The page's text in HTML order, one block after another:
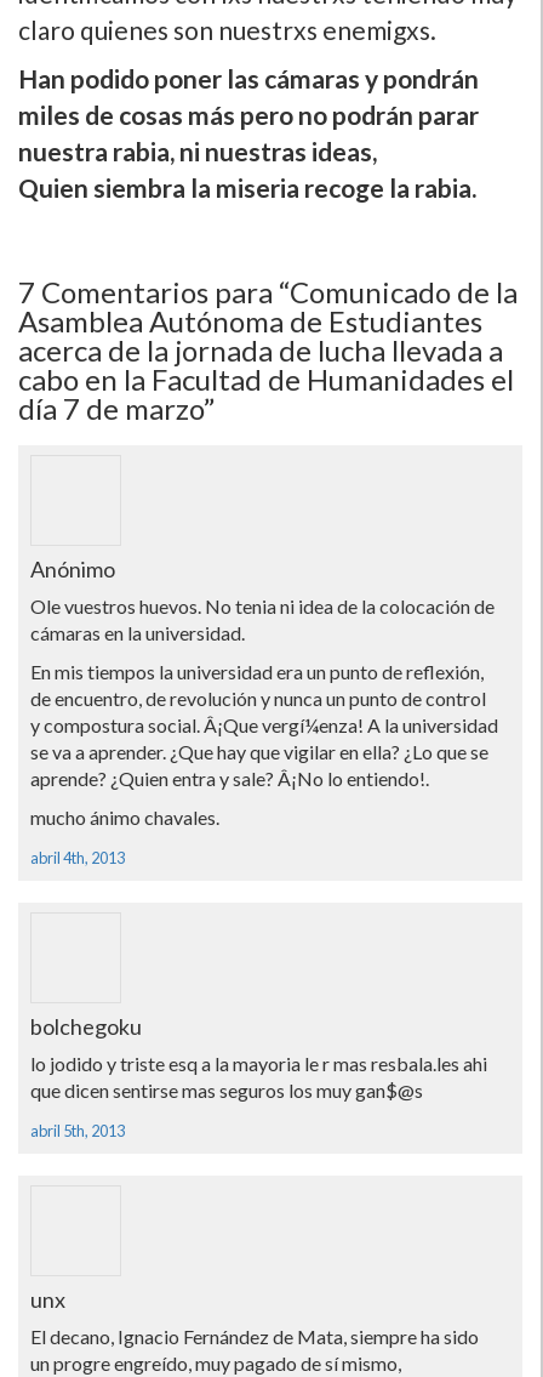
claro quienes son nuestrxs enemigxs.
Han podido poner las cámaras y pondrán
miles de cosas más pero no podrán parar
nuestra rabia, ni nuestras ideas,
Quien siembra la miseria recoge la rabia.
7 Comentarios para “Comunicado de la
Asamblea Autónoma de Estudiantes
acerca de la jornada de lucha llevada a
cabo en la Facultad de Humanidades el
dí­a 7 de marzo”
Anónimo
Ole vuestros huevos. No tenia ni idea de la colocación de
cámaras en la universidad.
En mis tiempos la universidad era un punto de reflexión,
de encuentro, de revolución y nunca un punto de control
y compostura social. Â¡Que vergí¼enza! A la universidad
se va a aprender. ¿Que hay que vigilar en ella? ¿Lo que se
aprende? ¿Quien entra y sale? Â¡No lo entiendo!.
mucho ánimo chavales.
abril 4th, 2013
bolchegoku
lo jodido y triste esq a la mayoria le r mas resbala.les ahi
que dicen sentirse mas seguros los muy gan$@s
abril 5th, 2013
unx
El decano, Ignacio Fernández de Mata, siempre ha sido
un progre engreí­do, muy pagado de sí­ mismo,